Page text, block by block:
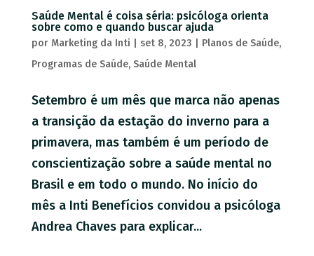
Saúde Mental é coisa séria: psicóloga orienta
sobre como e quando buscar ajuda
por Marketing da Inti set 8, 2023 Planos de Saúde,
Programas de Saúde, Saúde Mental
Setembro é um mês que marca não apenas
a transição da estação do inverno para a
primavera, mas também é um período de
conscientização sobre a saúde mental no
Brasil e em todo o mundo. No início do
mês a Inti Benefícios convidou a psicóloga
Andrea Chaves para explicar...